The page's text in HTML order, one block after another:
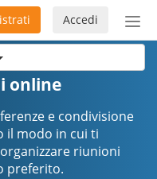
Accedi
online
e condivisione
il modo in cui ti
riunioni
preferito.